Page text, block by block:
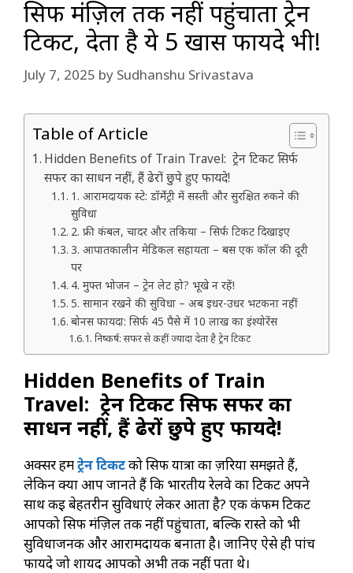
सिर्फ मंज़िल तक नहीं पहुंचाता ट्रेन
टिकट, देता है ये 5 खास फायदे भी!
July 7, 2025 by Sudhanshu Srivastava
Table of Article
Hidden Benefits of Train Travel: ट्रेन टिकट सिर्फ
सफर का साधन नहीं, हैं ढेरों छुपे हुए फायदे!
1. आरामदायक स्टे: डॉर्मेट्री में सस्ती और सुरक्षित रुकने की
सुविधा
2. फ्री कंबल, चादर और तकिया – सिर्फ टिकट दिखाइए
3. आपातकालीन मेडिकल सहायता – बस एक कॉल की दूरी
पर
4. मुफ्त भोजन – ट्रेन लेट हो? भूखे न रहें!
5. सामान रखने की सुविधा – अब इधर-उधर भटकना नहीं
बोनस फायदा: सिर्फ 45 पैसे में 10 लाख का इंश्योरेंस
निष्कर्ष: सफर से कहीं ज्यादा देता है ट्रेन टिकट
Hidden Benefits of Train
Travel: ट्रेन टिकट सिर्फ सफर का
साधन नहीं, हैं ढेरों छुपे हुए फायदे!
अक्सर हमट्रेन टिकटको सिर्फ यात्रा का ज़रिया समझते हैं,
लेकिन क्या आप जानते हैं कि भारतीय रेलवे का टिकट अपने
साथ कई बेहतरीन सुविधाएं लेकर आता है? एक कंफर्म टिकट
आपको सिर्फ मंज़िल तक नहीं पहुंचाता, बल्कि रास्ते को भी
सुविधाजनक और आरामदायक बनाता है। जानिए ऐसे ही पांच
फायदे जो शायद आपको अभी तक नहीं पता थे।